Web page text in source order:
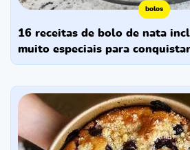
bolos
16 receitas de bolo de nata incluindo propostas
muito especiais para